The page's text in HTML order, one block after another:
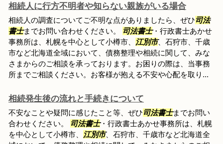
相続人に行方不明者や知らない親族がいる場合
相続人の調査についてご不明な点がありましたら、ぜひ司法
書士までお問い合わせください。 司法書士・行政書士あかせ
事務所は、札幌を中心として小樽市、
江別市、石狩市、千歳
市など北海道全域において、債務整理や相続に関して、みな
さまからのご相談を承っております。お困りの際は、当事務
所までご相談ください。お客様が抱える不安や心配を取り...
相続発生後の流れと手続きについて
不安なことや疑問に感じたこと等、ぜひ司法書士までお問い
合わせください。
司法書士・行政書士あかせ事務所は、札幌
を中心として小樽市、
江別市、石狩市、千歳市など北海道全